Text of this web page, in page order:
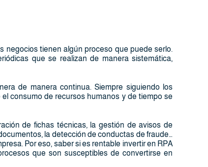
negocios tienen algún proceso que puede serlo.
que se realizan de manera sistemática,
de manera continua. Siempre siguiendo los
consumo de recursos humanos y de tiempo se
de fichas técnicas, la gestión de avisos de
la detección de conductas de fraude…
Por eso, saber si es rentable invertir en RPA
que son susceptibles de convertirse en